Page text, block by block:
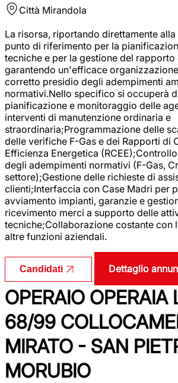
Città Mirandola
La risorsa, riportando direttamente
punto di riferimento per la
tecniche e per la gestione del rapporto
garantendo un'efficace
corretto presidio degli adempimenti
normativi.Nello specifico si occuperà
pianificazione e monitoraggio delle
interventi di manutenzione ordinaria e
straordinaria;Programmazione delle
delle verifiche F-Gas e dei Rapporti di
Efficienza Energetica
degli adempimenti normativi (F-Gas,
settore);Gestione delle richieste di
clienti;Interfaccia con Case Madri per
avviamento impianti, garanzie e
ricevimento merci a supporto delle
tecniche;Collaborazione costante con
altre funzioni aziendali.
Candidati Dettaglio
OPERAIO OPERAIA
68/99
MIRATO - SAN
MORUBIO